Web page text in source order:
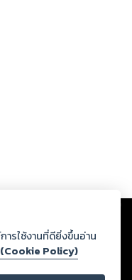
รากฏว่าละเมิดสิทธิใน
ยและศีลธรรม ดังนั้น ผู้อ่าน
นเอง และหากท่านพบว่าส่วน
ายังบริษัท เพื่อทีมงานจะได้
ขสิทธิ์ตามพระราชบัญญัติ
ารใช้งานที่ดียิ่งขึ้นอ่าน
Policy)